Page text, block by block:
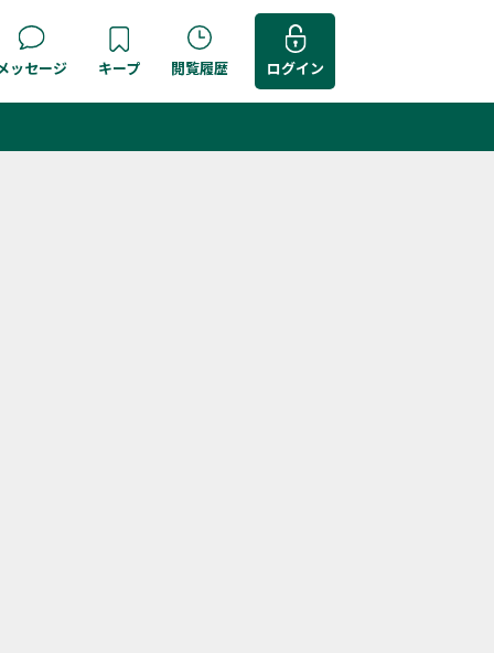
ッセージ キープ 閲覧履歴 ログイン